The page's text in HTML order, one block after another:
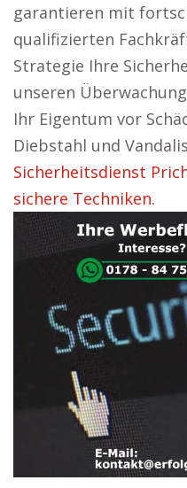
garantieren mit
qualifizierten
Strategie Ihre
unseren
Ihr Eigentum vor
Diebstahl und
Sicherheitsdienst
sichere Techniken.